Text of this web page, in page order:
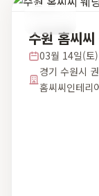
수원 홈씨
03월 14일(토
경기 수원시
홈씨씨인테리